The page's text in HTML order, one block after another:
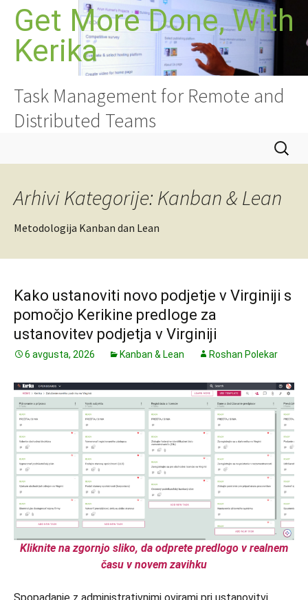
Preskoči
vsebino
Get More Done, With
Kerika
Task Management for Remote and
Distributed Teams
Išči:
Arhivi Kategorije: Kanban & Lean
Metodologija Kanban dan Lean
Kako ustanoviti novo podjetje v Virginiji s
pomočjo Kerikine predloge za
ustanovitev podjetja v Virginiji
6 avgusta, 2026 Kanban & Lean Roshan Polekar
Kliknite na zgornjo sliko, da odprete predlogo v realnem
času v novem zavihku